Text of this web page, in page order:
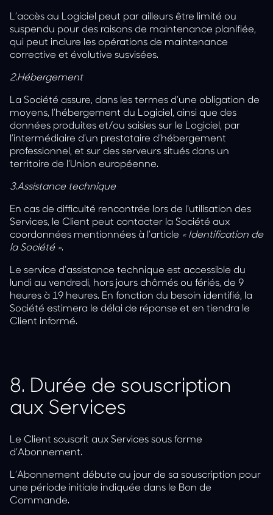
L’accès au Logiciel peut par ailleurs être limité ou
suspendu pour des raisons de maintenance planifiée,
qui peut inclure les opérations de maintenance
corrective et évolutive susvisées.
2.Hébergement
La Société assure, dans les termes d’une obligation de
moyens, l’hébergement du Logiciel, ainsi que des
données produites et/ou saisies sur le Logiciel, par
l’intermédiaire d’un prestataire d’hébergement
professionnel, et sur des serveurs situés dans un
territoire de l’Union européenne.
3.Assistance technique
En cas de difficulté rencontrée lors de l’utilisation des
Services, le Client peut contacter la Société aux
coordonnées mentionnées à l’article « Identification de
la Société ».
Le service d’assistance technique est accessible du
lundi au vendredi, hors jours chômés ou fériés, de 9
heures à 19 heures. En fonction du besoin identifié, la
Société estimera le délai de réponse et en tiendra le
Client informé.
8. Durée de souscription
aux Services
Le Client souscrit aux Services sous forme
d’Abonnement.
L’Abonnement débute au jour de sa souscription pour
une période initiale indiquée dans le Bon de
Commande.